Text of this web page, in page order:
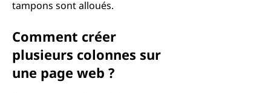
tampons sont alloués.
Comment créer
plusieurs colonnes sur
une page web ?